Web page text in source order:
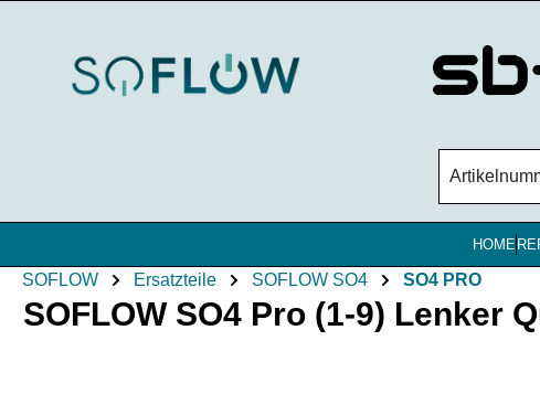
HOME
SOFLOW Ersatzteile SOFLOW SO4 SO4 PRO
SOFLOW SO4 Pro (1-9) Lenker